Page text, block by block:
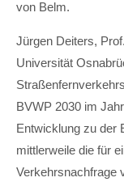
von Belm.
Jürgen Deiters,
Universität
BVWP 2030 im
Entwicklung zu der
mittlerweile die für
Verkehrsnachfrage